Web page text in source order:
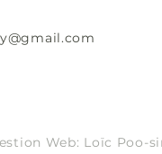
Web: Loïc Poo-